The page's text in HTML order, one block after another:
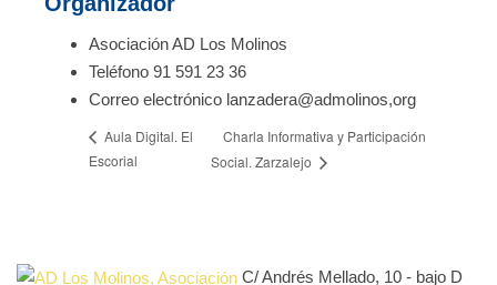
Asociación AD Los Molinos
Teléfono 91 591 23 36
Correo electrónico lanzadera@admolinos,org
Aula Digital. El
Escorial
Charla Informativa y Participación
Social. Zarzalejo
C/ Andrés Mellado, 10 - bajo D